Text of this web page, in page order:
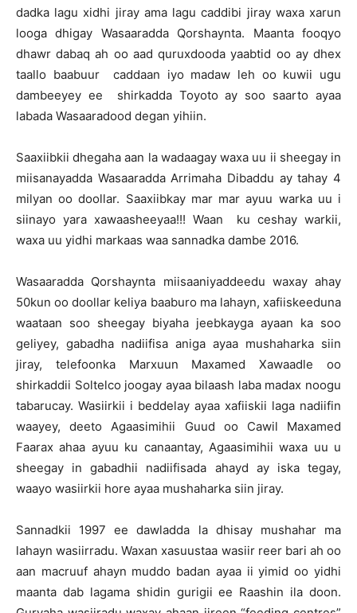
dadka lagu xidhi jiray ama lagu caddibi jiray waxa xarun
looga dhigay Wasaaradda Qorshaynta. Maanta fooqyo
dhawr dabaq ah oo aad quruxdooda yaabtid oo ay dhex
taallo baabuur caddaan iyo madaw leh oo kuwii ugu
dambeeyey ee shirkadda Toyoto ay soo saarto ayaa
labada Wasaaradood degan yihiin.
Saaxiibkii dhegaha aan la wadaagay waxa uu ii sheegay in
miisanayadda Wasaaradda Arrimaha Dibaddu ay tahay 4
milyan oo doollar. Saaxiibkay mar mar ayuu warka uu i
siinayo yara xawaasheeyaa!!! Waan ku ceshay warkii,
waxa uu yidhi markaas waa sannadka dambe 2016.
Wasaaradda Qorshaynta miisaaniyaddeedu waxay ahay
50kun oo doollar keliya baaburo ma lahayn, xafiiskeeduna
waataan soo sheegay biyaha jeebkayga ayaan ka soo
geliyey, gabadha nadiifisa aniga ayaa mushaharka siin
jiray, telefoonka Marxuun Maxamed Xawaadle oo
shirkaddii Soltelco joogay ayaa bilaash laba madax noogu
tabarucay. Wasiirkii i beddelay ayaa xafiiskii laga nadiifin
waayey, deeto Agaasimihii Guud oo Cawil Maxamed
Faarax ahaa ayuu ku canaantay, Agaasimihii waxa uu u
sheegay in gabadhii nadiifisada ahayd ay iska tegay,
waayo wasiirkii hore ayaa mushaharka siin jiray.
Sannadkii 1997 ee dawladda la dhisay mushahar ma
lahayn wasiirradu. Waxan xasuustaa wasiir reer bari ah oo
aan macruuf ahayn muddo badan ayaa ii yimid oo yidhi
maanta dab lagama shidin gurigii ee Raashin ila doon.